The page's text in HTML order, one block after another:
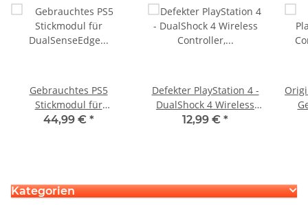
Gebrauchtes PS5
Stickmodul für
DualSenseEdge Wireless
44,99 € *
Defekter PlayStation 4 -
DualShock 4 Wireless
Controller, schwarz -
12,99 € *
Kategorien